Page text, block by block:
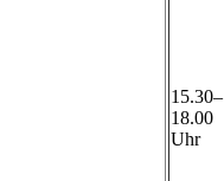
15.30–
18.00
Uhr